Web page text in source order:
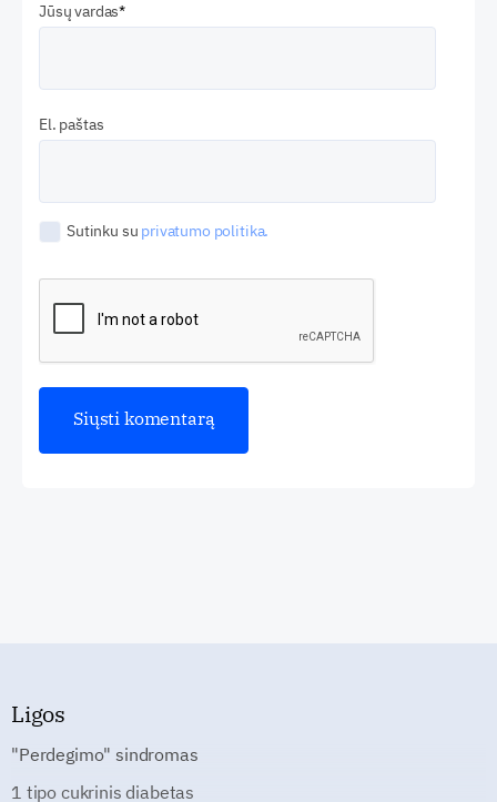
Jūsų vardas
El. paštas
Sutinku su privatumo politika.
Ligos
"Perdegimo" sindromas
1 tipo cukrinis diabetas